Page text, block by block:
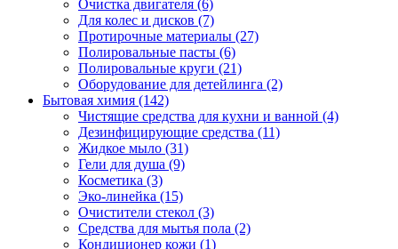
Очистка двигателя (6)
Для колес и дисков (7)
Протирочные материалы (27)
Полировальные пасты (6)
Полировальные круги (21)
Оборудование для детейлинга (2)
Бытовая химия (142)
Чистящие средства для кухни и ванной (4)
Дезинфицирующие средства (11)
Жидкое мыло (31)
Гели для душа (9)
Косметика (3)
Эко-линейка (15)
Очистители стекол (3)
Средства для мытья пола (2)
Кондиционер кожи (1)